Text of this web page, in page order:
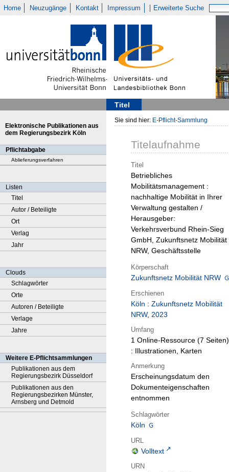
Home Neuzugänge Kontakt Impressum Erweiterte Suche
Titel
Elektronische Publikationen aus
dem Regierungsbezirk Köln
Pflichtabgabe
Ablieferungsverfahren
Listen
Titel
Autor / Beteiligte
Ort
Verlag
Jahr
Clouds
Schlagwörter
Orte
Autoren / Beteiligte
Verlage
Jahre
Weitere E-Pflichtsammlungen
Publikationen aus dem
Regierungsbezirk Düsseldorf
Publikationen aus den
Regierungsbezirken Münster,
Arnsberg und Detmold
Sie sind hier: E-Pflicht-Sammlung
Titelaufnahme
Titel
Betriebliches
Mobilitätsmanagement :
nachhaltige Mobilität in Ihrer
Verwaltung gestalten /
Herausgeber:
Verkehrsverbund Rhein-Sieg
GmbH, Zukunftsnetz Mobilität
NRW, Geschäftsstelle
Körperschaft
Zukunftsnetz Mobilität NRW
Erschienen
Köln : Zukunftsnetz Mobilität
NRW, 2023
Umfang
1 Online-Ressource (7 Seiten)
: Illustrationen, Karten
Anmerkung
Erscheinungsdatum den
Dokumenteigenschaften
entnommen
Schlagwörter
Köln
URL
Volltext
URN